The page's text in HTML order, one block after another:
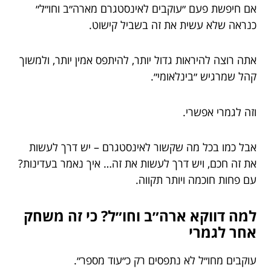
אם חיפשת פעם ״עוקבים לאינסטגרם מארה״ב וחו״ל״
כנראה שלא עשית את זה בשביל קישוט.
אתה רוצה להיראות גדול יותר, להיתפס אמין יותר, ולמשוך
קהל שמרגיש ״בינלאומי״.
וזה לגמרי אפשרי.
אבל כמו בכל מה שקשור לאינסטגרם – יש דרך לעשות
את זה חכם, ויש דרך לעשות את זה… איך נאמר בעדינות?
עם פחות חוכמה ויותר תקווה.
למה דווקא ארה״ב וחו״ל? כי זה משחק
אחר לגמרי
עוקבים מחו״ל לא נתפסים רק כ״עוד מספר״.